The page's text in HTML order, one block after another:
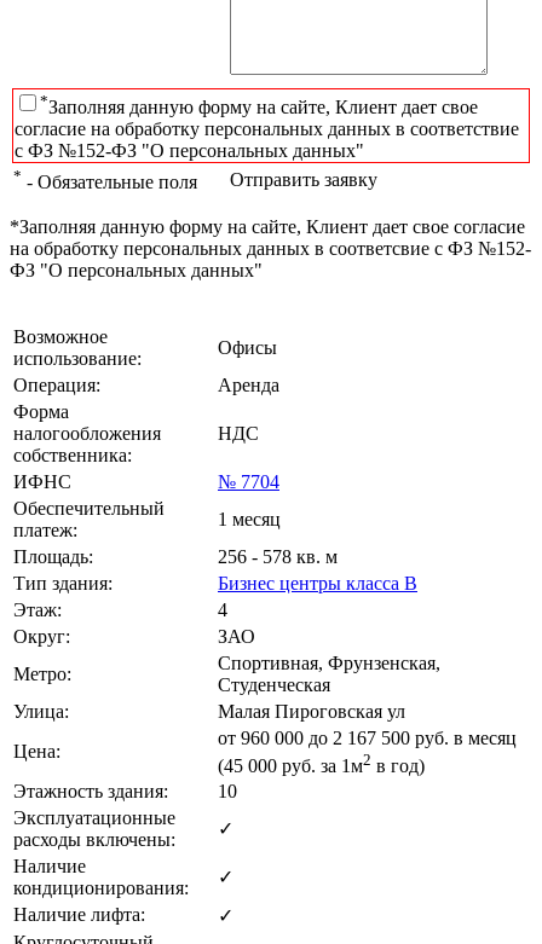
*Заполняя данную форму на сайте, Клиент дает свое
согласие на обработку персональных данных в соответствие
с ФЗ №152-ФЗ "О персональных данных"
* - Обязательные поля Отправить заявку
*Заполняя данную форму на сайте, Клиент дает свое согласие
на обработку персональных данных в соответсвие с ФЗ №152-
ФЗ "О персональных данных"
Возможное
использование:
Офисы
Операция:
Аренда
Форма
налогообложения
собственника:
НДС
ИФНС
№ 7704
Обеспечительный
платеж:
1 месяц
Площадь:
256 - 578 кв. м
Тип здания:
Бизнес центры класса B
Этаж:
4
Округ:
ЗАО
Метро:
Спортивная, Фрунзенская,
Студенческая
Улица:
Малая Пироговская ул
Цена:
от 960 000 до 2 167 500 руб. в месяц
(45 000 руб. за 1м2 в год)
Этажность здания:
10
Эксплуатационные
расходы включены:
✓
Наличие
кондиционирования:
✓
Наличие лифта:
✓